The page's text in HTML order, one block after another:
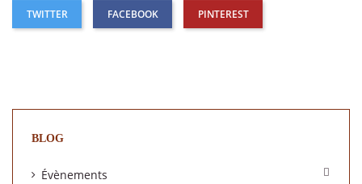
TWITTER FACEBOOK PINTEREST
BLOG
Évènements 